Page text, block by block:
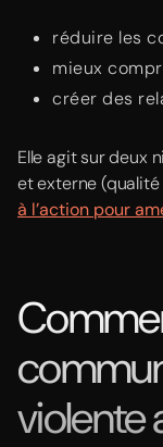
réduire les
mieux
créer des
Elle agit sur deux
et externe
à l’action pour
violente